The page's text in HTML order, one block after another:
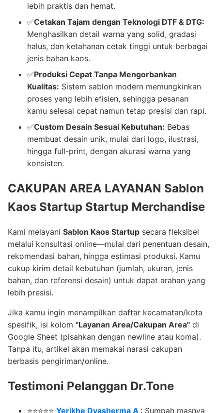
lebih praktis dan hemat.
✅Cetakan Tajam dengan Teknologi DTF & DTG:
Menghasilkan detail warna yang solid, gradasi
halus, dan ketahanan cetak tinggi untuk berbagai
jenis bahan kaos.
✅Produksi Cepat Tanpa Mengorbankan
Kualitas: Sistem sablon modern memungkinkan
proses yang lebih efisien, sehingga pesanan
kamu selesai cepat namun tetap presisi dan rapi.
✅Custom Desain Sesuai Kebutuhan: Bebas
membuat desain unik, mulai dari logo, ilustrasi,
hingga full-print, dengan akurasi warna yang
konsisten.
CAKUPAN AREA LAYANAN Sablon
Kaos Startup Startup Merchandise
Kami melayani Sablon Kaos Startup secara fleksibel
melalui konsultasi online—mulai dari penentuan desain,
rekomendasi bahan, hingga estimasi produksi. Kamu
cukup kirim detail kebutuhan (jumlah, ukuran, jenis
bahan, dan referensi desain) untuk dapat arahan yang
lebih presisi.
Jika kamu ingin menampilkan daftar kecamatan/kota
spesifik, isi kolom "Layanan Area/Cakupan Area" di
Google Sheet (pisahkan dengan newline atau koma).
Tanpa itu, artikel akan memakai narasi cakupan
berbasis pengiriman/online.
Testimoni Pelanggan Dr.Tone
⭐⭐⭐⭐⭐ Yerikhe Dyasherma A : Sumpah masnya